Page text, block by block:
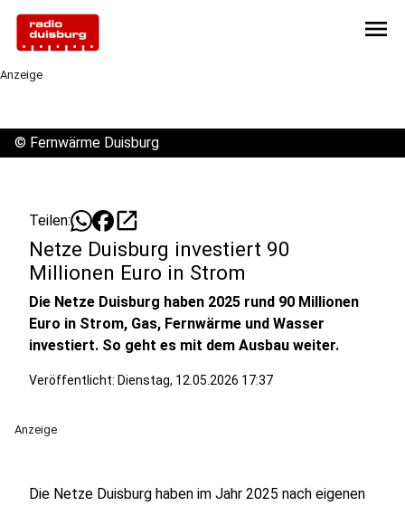
menu
Anzeige
© Fernwärme Duisburg
Teilen: open_in_new
Netze Duisburg investiert 90
Millionen Euro in Strom
Die Netze Duisburg haben 2025 rund 90 Millionen
Euro in Strom, Gas, Fernwärme und Wasser
investiert. So geht es mit dem Ausbau weiter.
Veröffentlicht: Dienstag, 12.05.2026 17:37
Anzeige
Die Netze Duisburg haben im Jahr 2025 nach eigenen